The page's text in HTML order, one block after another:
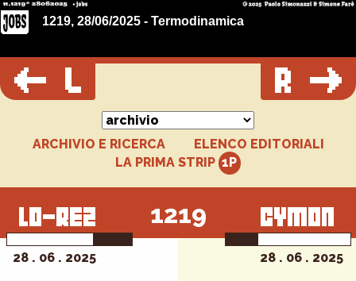
1219, 28/06/2025 - Termodinamica
ARCHIVIO E RICERCA
ELENCO EDITORIALI
LA PRIMA STRIP
1219
28 . 06 . 2025 28 . 06 . 2025